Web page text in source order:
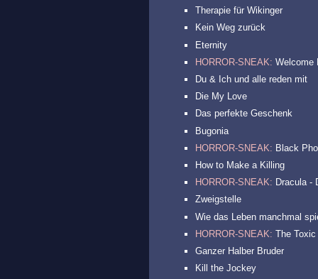
Therapie für Wikinger
Kein Weg zurück
Eternity
HORROR-SNEAK: Welcome
Du & Ich und alle reden mit
Die My Love
Das perfekte Geschenk
Bugonia
HORROR-SNEAK: Black
How to Make a Killing
HORROR-SNEAK: Dracula -
Zweigstelle
Wie das Leben manchmal
HORROR-SNEAK: The Toxic
Ganzer Halber Bruder
Kill the Jockey